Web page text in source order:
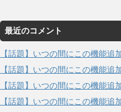
最近のコメント
【話題】いつの間にこの機能追
【話題】いつの間にこの機能追
【話題】いつの間にこの機能追
【話題】いつの間にこの機能追